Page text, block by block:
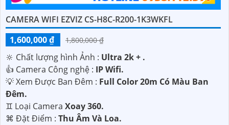
CAMERA WIFI EZVIZ CS-H8C-R200-1K3WKFL
1,600,000 ₫
1,800,000 ₫
🔆 Chất lượng hình Ảnh : Ultra 2k + .
👍 Camera Công nghệ : IP Wifi.
💡 Xem Được Ban Đêm : Full Color 20m Có Màu Ban
Ðêm.
♊ Loại Camera Xoay 360.
️⌘ Đặt Điểm : Thu Âm Và Loa.